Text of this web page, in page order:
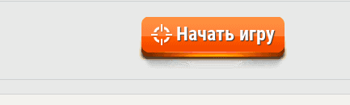
Начать игру